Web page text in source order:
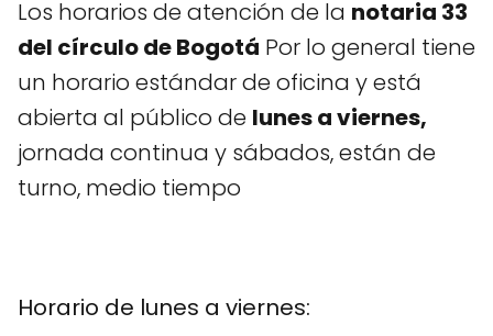
Los horarios de atención de la notaria 33
del círculo de Bogotá Por lo general tiene
un horario estándar de oficina y está
abierta al público de lunes a viernes,
jornada continua y sábados, están de
turno, medio tiempo
Horario de lunes a viernes: